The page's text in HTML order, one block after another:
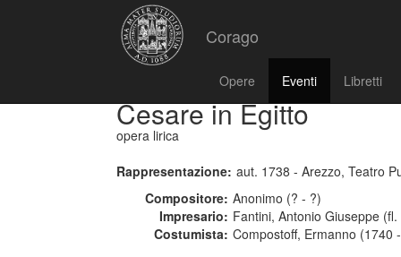
Corago
Opere Eventi Libretti
Cesare in Egitto
opera lirica
Rappresentazione: aut. 1738 - Arezzo, Teatro
Compositore: Anonimo (? - ?)
Impresario: Fantini, Antonio Giuseppe
Costumista: Compostoff, Ermanno (1740